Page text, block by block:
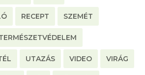
RECEPT SZEMÉT
UTAZÁS VIDEO VIRÁG